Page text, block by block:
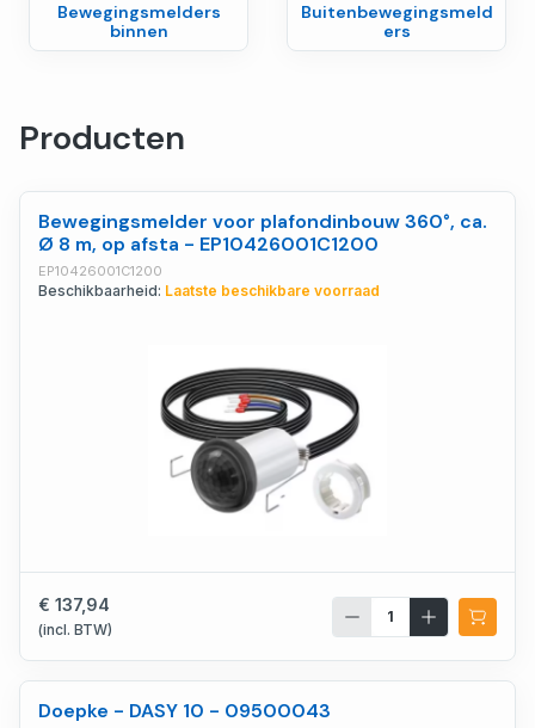
Bewegingsmelders
binnen
Buitenbewegingsmeld
ers
Producten
Bewegingsmelder voor plafondinbouw 360°, ca.
Ø 8 m, op afsta - EP10426001C1200
EP10426001C1200
Beschikbaarheid: Laatste beschikbare voorraad
€ 137,94
(incl. BTW)
Doepke - DASY 10 - 09500043